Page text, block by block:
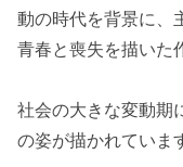
動の時代を背景に、
青春と喪失を描いた
社会の大きな変動期
の姿が描かれていま